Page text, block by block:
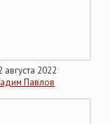
августа 2022
Павлов